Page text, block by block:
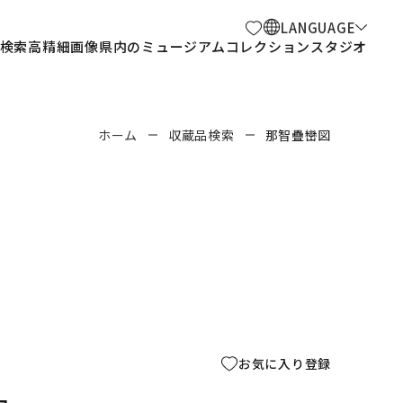
LANGUAGE
索高精細画像県内のミュージアムコレクションスタジオ
ホーム 収蔵品検索 那智疊巒図
お気に入り登録